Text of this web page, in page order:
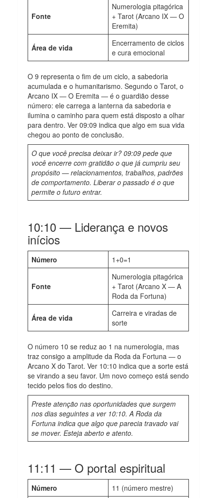
Fonte
Numerologia pitagórica
+ Tarot (Arcano IX — O
Eremita)
Área de vida
Encerramento de ciclos
e cura emocional
O 9 representa o fim de um ciclo, a sabedoria
acumulada e o humanitarismo. Segundo o Tarot, o
Arcano IX — O Eremita — é o guardião desse
número: ele carrega a lanterna da sabedoria e
ilumina o caminho para quem está disposto a olhar
para dentro. Ver 09:09 indica que algo em sua vida
chegou ao ponto de conclusão.
O que você precisa deixar ir? 09:09 pede que
você encerre com gratidão o que já cumpriu seu
propósito — relacionamentos, trabalhos, padrões
de comportamento. Liberar o passado é o que
permite o futuro entrar.
10:10 — Liderança e novos
inícios
Número 1+0=1
Fonte
Numerologia pitagórica
+ Tarot (Arcano X — A
Roda da Fortuna)
Área de vida
Carreira e viradas de
sorte
O número 10 se reduz ao 1 na numerologia, mas
traz consigo a amplitude da Roda da Fortuna — o
Arcano X do Tarot. Ver 10:10 indica que a sorte está
se virando a seu favor. Um novo começo está sendo
tecido pelos fios do destino.
Preste atenção nas oportunidades que surgem
nos dias seguintes a ver 10:10. A Roda da
Fortuna indica que algo que parecia travado vai
se mover. Esteja aberto e atento.
11:11 — O portal espiritual
Número 11 (número mestre)